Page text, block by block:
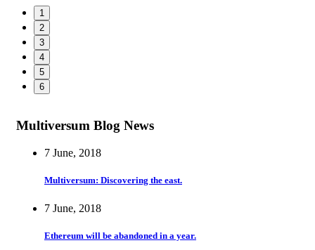
1
2
3
4
5
6
Multiversum Blog News
7 June, 2018
Multiversum: Discovering the east.
7 June, 2018
Ethereum will be abandoned in a year.